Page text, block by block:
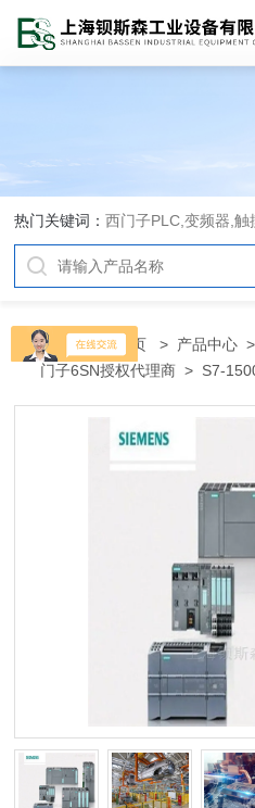
热门关键词：西门子PLC,变频器,触
当前位置：首页 > 产品中心
门子6SN授权代理商 > S7-